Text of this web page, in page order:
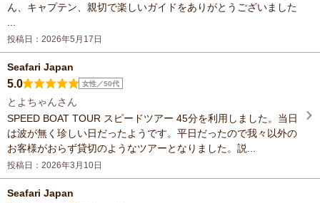
ん、キャプテン、親切で楽しいガイドをありがとうございました
投稿日：2026年5月17日
Seafari Japan
5.0 女性／50代
とよちゃんさん
SPEED BOAT TOUR スピードツアー 45分を利用しました。当日
は波が無く珍しい日だったようです。平日だったので我々以外の
お客様がおらず貸切のようなツアーとなりました。説...
投稿日：2026年3月10日
Seafari Japan